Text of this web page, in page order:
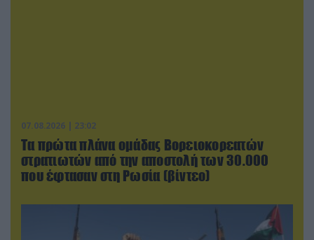
07.08.2026 | 23:02
Τα πρώτα πλάνα ομάδας Βορειοκορεατών
στρατιωτών από την αποστολή των 30.000
που έφτασαν στη Ρωσία (βίντεο)